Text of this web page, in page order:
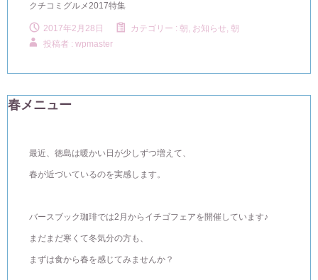
クチコミグルメ2017特集
2017年2月28日 カテゴリー : 朝, お知らせ, 朝
投稿者 : wpmaster
春メニュー
最近、徳島は暖かい日が少しずつ増えて、
春が近づいているのを実感します。
バースブック珈琲では2月からイチゴフェアを開催しています♪
まだまだ寒くて冬気分の方も、
まずは食から春を感じてみませんか？